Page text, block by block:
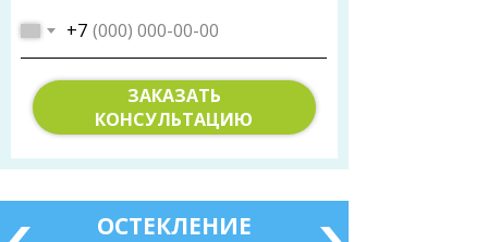
+7
ЗАКАЗАТЬ
КОНСУЛЬТАЦИЮ
ОСТЕКЛЕНИЕ